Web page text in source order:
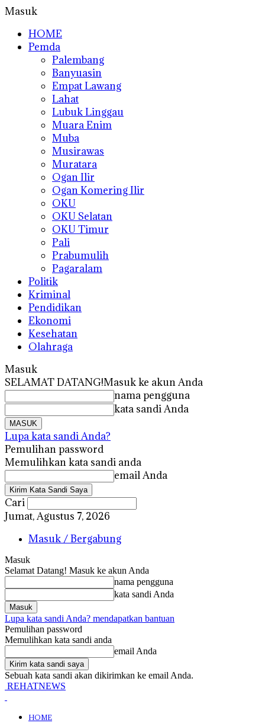
Masuk
HOME
Pemda
Palembang
Banyuasin
Empat Lawang
Lahat
Lubuk Linggau
Muara Enim
Muba
Musirawas
Muratara
Ogan Ilir
Ogan Komering Ilir
OKU
OKU Selatan
OKU Timur
Pali
Prabumulih
Pagaralam
Politik
Kriminal
Pendidikan
Ekonomi
Kesehatan
Olahraga
Masuk
SELAMAT DATANG!Masuk ke akun Anda
nama pengguna
kata sandi Anda
Lupa kata sandi Anda?
Pemulihan password
Memulihkan kata sandi anda
email Anda
Cari
Jumat, Agustus 7, 2026
Masuk / Bergabung
Masuk
Selamat Datang! Masuk ke akun Anda
nama pengguna
kata sandi Anda
Lupa kata sandi Anda? mendapatkan bantuan
Pemulihan password
Memulihkan kata sandi anda
email Anda
Sebuah kata sandi akan dikirimkan ke email Anda.
REHATNEWS
HOME